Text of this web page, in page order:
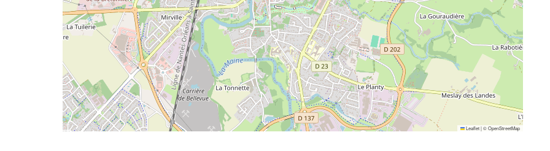
Leaflet|©OpenStreetMap